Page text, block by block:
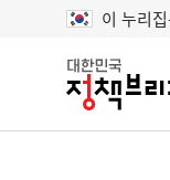
이 누리
대
민